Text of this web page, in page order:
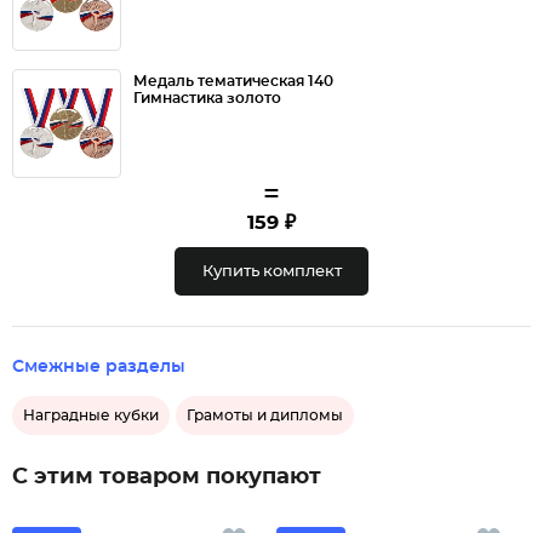
Медаль тематическая 140
Гимнастика золото
=
159 ₽
Купить комплект
Смежные разделы
Наградные кубки Грамоты и дипломы
С этим товаром покупают